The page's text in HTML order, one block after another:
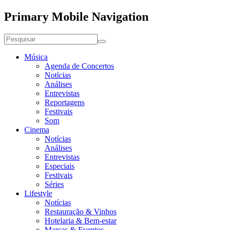
Primary Mobile Navigation
Música
Agenda de Concertos
Notícias
Análises
Entrevistas
Reportagens
Festivais
Som
Cinema
Notícias
Análises
Entrevistas
Especiais
Festivais
Séries
Lifestyle
Notícias
Restauração & Vinhos
Hotelaria & Bem-estar